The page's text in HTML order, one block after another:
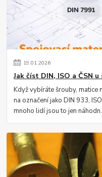
19.01.2026
Jak číst DIN, ISO a ČSN
Když vybíráte šrouby,
na označení jako DIN 933,
mnoho lidí jsou to jen